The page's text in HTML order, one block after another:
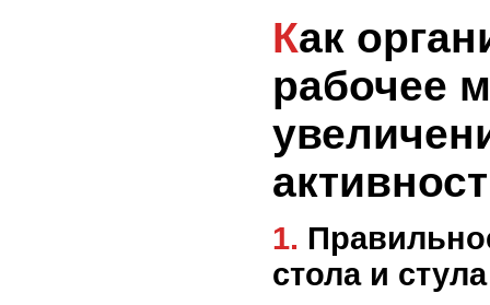
Как организовать
рабочее
1. Правильное размещение
стола и стула